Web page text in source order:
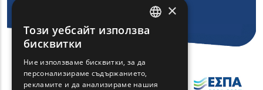
ENGLISH
FRENCH
×
Този уебсайт използва
бисквитки
Ние използваме бисквитки, за да
персонализираме съдържанието,
рекламите и да анализираме нашия